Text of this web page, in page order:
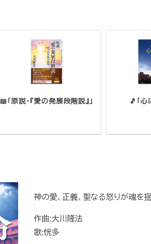
📖「原説・『愛の発展段階説』」 🎵「心
神の愛、正義、聖なる怒りが魂を
作曲:大川隆法
歌:恍多